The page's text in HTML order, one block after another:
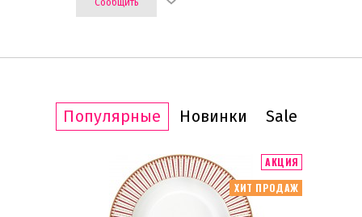
Сообщить
Популярные Новинки Sale
ХИТ ПРОДАЖ
АКЦИЯ